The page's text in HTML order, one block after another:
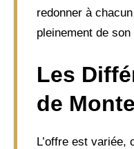
redonner à
pleinement de
Les
de
L’offre est variée,